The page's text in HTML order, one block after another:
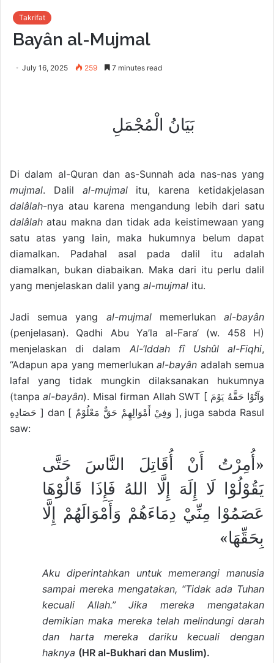
Takrifat
Bayân al-Mujmal
July 16, 2025 259 7 minutes read
بَيَانُ الْمُجْمَلِ
Di dalam al-Quran dan as-Sunnah ada nas-nas yang
mujmal. Dalil al-mujmalitu, karena ketidakjelasan
dalâlah-nya atau karena mengandung lebih dari satu
dalâlah atau makna dan tidak ada keistimewaan yang
satu atas yang lain, maka hukumnya belum dapat
diamalkan. Padahal asal pada dalil itu adalah
diamalkan, bukan diabaikan. Maka dari itu perlu dalil
yang menjelaskan dalil yang al-mujmal itu.
Jadi semua yang al-mujmalmemerlukanal-bayân
(penjelasan). Qadhi Abu Ya’la al-Fara‘ (w. 458 H)
menjelaskan di dalam Al-‘Iddah fî Ushûl al-Fiqhi,
“Adapun apa yang memerlukanal-bayân adalah semua
lafal yang tidak mungkin dilaksanakan hukumnya
(tanpaal-bayân). Misal firman Allah SWT [ وَآتُوْا حَقَّهُ يَوْمَ
حَصَادِهِ ] dan [ وَفِيْ أَمْوَالِهِمْ حَقٌّ مَعْلُوْمٌ ], juga sabda Rasul
saw:
«أُمِرْتُ أَنْ أُقَاتِلَ النَّاسَ حَتَّى
يَقُوْلُوْا لَا إِلَهَ إِلَّا اللهُ فَإِذَا قَالُوْهَا
عَصَمُوْا مِنِّيْ دِمَاءَهُمْ وَأَمْوَالَهُمْ إِلَّا
بِحَقِّهَا»
Aku diperintahkan untuk memerangi manusia
sampai mereka mengatakan, “Tidak ada Tuhan
kecuali Allah.” Jika mereka mengatakan
demikian maka mereka telah melindungi darah
dan harta mereka dariku kecuali dengan
haknya (HR al-Bukhari dan Muslim).